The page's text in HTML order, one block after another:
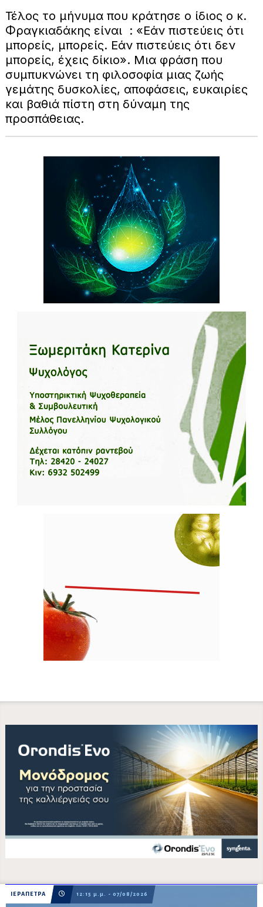
Τέλος το μήνυμα που κράτησε ο ίδιος ο κ.
Φραγκιαδάκης είναι : «Εάν πιστεύεις ότι
μπορείς, μπορείς. Εάν πιστεύεις ότι δεν
μπορείς, έχεις δίκιο». Μια φράση που
συμπυκνώνει τη φιλοσοφία μιας ζωής
γεμάτης δυσκολίες, αποφάσεις, ευκαιρίες
και βαθιά πίστη στη δύναμη της
προσπάθειας.
ΙΕΡΑΠΕΤΡΑ 12:15 μ.μ. - 07/08/2026